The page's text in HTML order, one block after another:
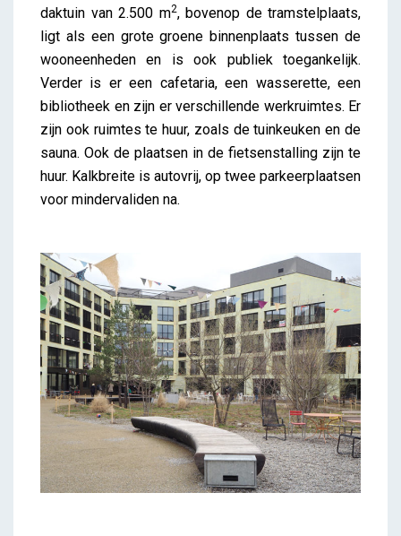
daktuin van 2.500 m2, bovenop de tramstelplaats,
ligt als een grote groene binnenplaats tussen de
wooneenheden en is ook publiek toegankelijk.
Verder is er een cafetaria, een wasserette, een
bibliotheek en zijn er verschillende werkruimtes. Er
zijn ook ruimtes te huur, zoals de tuinkeuken en de
sauna. Ook de plaatsen in de fietsenstalling zijn te
huur. Kalkbreite is autovrij, op twee parkeerplaatsen
voor mindervaliden na.